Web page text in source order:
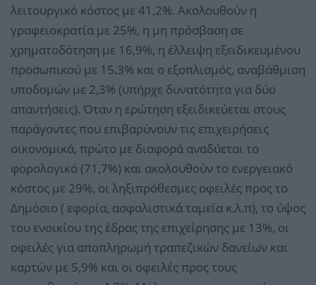
λειτουργικό κόστος με 41,2%. Ακολουθούν η
γραφειοκρατία με 25%, η μη πρόσβαση σε
χρηματοδότηση με 16,9%, η έλλειψη εξειδικευμένου
προσωπικού με 15.3% και ο εξοπλισμός, αναβάθμιση
υποδομών με 2,3% (υπήρχε δυνατότητα για δύο
απαντήσεις). Όταν η ερώτηση εξειδικεύεται στους
παράγοντες που επιβαρύνουν τις επιχειρήσεις
οικονομικά, πρώτο με διαφορά αναδύεται το
φορολογικό (71,7%) και ακολουθούν το ενεργειακό
κόστος με 29%, οι ληξιπρόθεσμες οφειλές προς το
Δημόσιο ( εφορία, ασφαλιστικά ταμεία κ.λ.π), το ύψος
του ενοικίου της έδρας της επιχείρησης με 13%, οι
οφειλές για αποπληρωμή τραπεζικών δανείων και
καρτών με 5,9% και οι οφειλές προς τους